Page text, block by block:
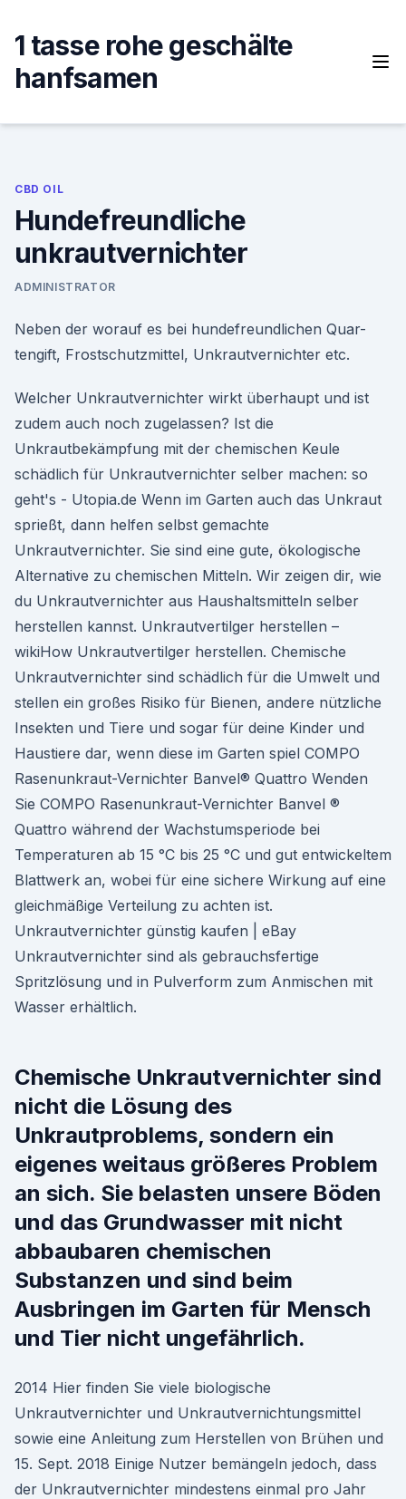
content
1 tasse rohe geschälte
hanfsamen
CBD OIL
Hundefreundliche
unkrautvernichter
ADMINISTRATOR
Neben der worauf es bei hundefreundlichen Quar-
tengift, Frostschutzmittel, Unkrautvernichter etc.
Welcher Unkrautvernichter wirkt überhaupt und ist
zudem auch noch zugelassen? Ist die
Unkrautbekämpfung mit der chemischen Keule
schädlich für Unkrautvernichter selber machen: so
geht's - Utopia.de Wenn im Garten auch das Unkraut
sprießt, dann helfen selbst gemachte
Unkrautvernichter. Sie sind eine gute, ökologische
Alternative zu chemischen Mitteln. Wir zeigen dir, wie
du Unkrautvernichter aus Haushaltsmitteln selber
herstellen kannst. Unkrautvertilger herstellen –
wikiHow Unkrautvertilger herstellen. Chemische
Unkrautvernichter sind schädlich für die Umwelt und
stellen ein großes Risiko für Bienen, andere nützliche
Insekten und Tiere und sogar für deine Kinder und
Haustiere dar, wenn diese im Garten spiel COMPO
Rasenunkraut-Vernichter Banvel® Quattro Wenden
Sie COMPO Rasenunkraut-Vernichter Banvel ®
Quattro während der Wachstumsperiode bei
Temperaturen ab 15 °C bis 25 °C und gut entwickeltem
Blattwerk an, wobei für eine sichere Wirkung auf eine
gleichmäßige Verteilung zu achten ist.
Unkrautvernichter günstig kaufen | eBay
Unkrautvernichter sind als gebrauchsfertige
Spritzlösung und in Pulverform zum Anmischen mit
Wasser erhältlich.
Chemische Unkrautvernichter sind
nicht die Lösung des
Unkrautproblems, sondern ein
eigenes weitaus größeres Problem
an sich. Sie belasten unsere Böden
und das Grundwasser mit nicht
abbaubaren chemischen
Substanzen und sind beim
Ausbringen im Garten für Mensch
und Tier nicht ungefährlich.
2014 Hier finden Sie viele biologische
Unkrautvernichter und Unkrautvernichtungsmittel
sowie eine Anleitung zum Herstellen von Brühen und
15. Sept. 2018 Einige Nutzer bemängeln jedoch, dass
der Unkrautvernichter mindestens einmal pro Jahr